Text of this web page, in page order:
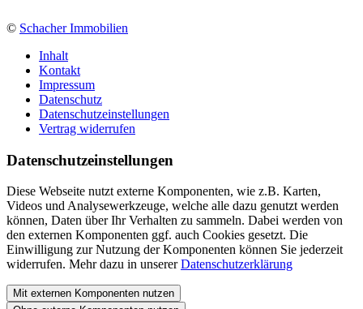
© Schacher Immobilien
Inhalt
Kontakt
Impressum
Datenschutz
Datenschutzeinstellungen
Vertrag widerrufen
Daten­schutz­ein­stellungen
Diese Webseite nutzt externe Komponenten, wie z.B. Karten,
Videos und Analysewerkzeuge, welche alle dazu genutzt werden
können, Daten über Ihr Verhalten zu sammeln. Dabei werden von
den externen Komponenten ggf. auch Cookies gesetzt. Die
Einwilligung zur Nutzung der Komponenten können Sie jederzeit
widerrufen. Mehr dazu in unsererDatenschutzerklärung
Mit externen Komponenten nutzen